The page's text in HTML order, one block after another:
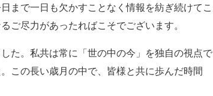
まで一日も欠かすことなく情報を紡ぎ続けてこ
ご尽力があったればこそでございます。
た。私共は常に「世の中の今」を独自の視点で
この長い歳月の中で、皆様と共に歩んだ時間